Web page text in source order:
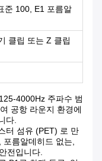
준 100, E1 포름알
클립 또는 Z 클립
4000Hz 주파수 범
공항 라운지 환경에
다.
터 섬유 (PET) 로 만
포름알데히드 없는,
전입니다.